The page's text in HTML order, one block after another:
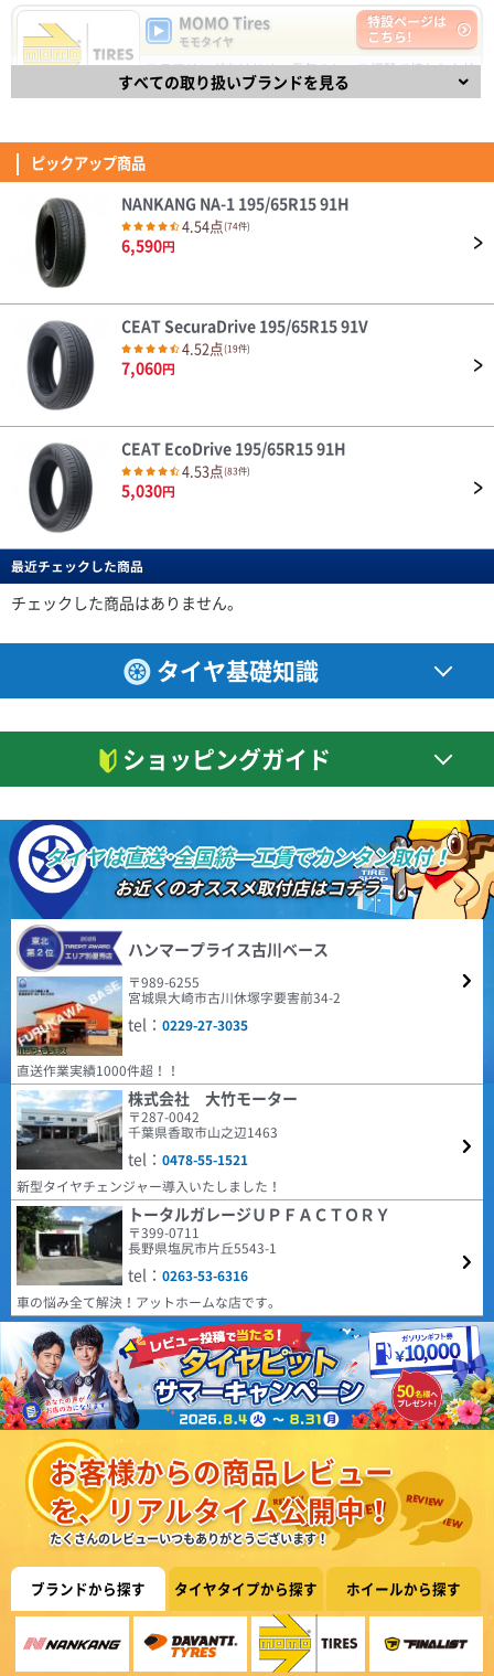
MOMO Tires
モモタイヤ
ステアリングをはじめ、長年のレース経験で培われた技
術と経験を取り入れた自動車パーツで有名なイタリアの
ブランドMOMO(モモ)。
特設ページは
こちら!
FINALIST
ファイナリスト
FINALIST（ファイナリスト）は、【決勝進出者、最終選
考進出者】を意味し、スポーティなドライビングを楽し
めるタイヤです。
OTANI
オータニ
天然ゴム生産高No.1のタイで1964年に創業したブラン
を積極導入し、高品質なタイヤを世界120ヶ国以上で販
売しています。
総合評価：34件
新鋭タイヤブランドです。 2019年にドイツで設計され
た最初の製品をリリースして以来、最新の設備で製造さ
れる高品質な商品群は現地でも受け入れられ、西ヨーロ
総合評価：3件 4.61
シアット
1958年に設立されたCEAT（シアット）は、インドを代
表するタイヤブランドであり、RPGグループのフラッグ
シップカンパニーです。1983年にヨコハマタイヤと提
額15.7億ドルで20位となっており、販売網は世界110ヶ
国以上でワールドクラスの製品とサービスを提供してい
ます。
総合評価：155件 4.48
エンボイ
ENVOY（エンボイ）は、比類のない価値と品質を世界市
場に提供するべく、2024年に誕生した革新的なタイヤブ
モダンなトレッドパターンをラインナップに取り揃え、
しています。
総合評価：22件 4.68
COOPER
クーパー
COOPER TIRES（クーパー・タイヤ) は1914年にアメリ
カで設立され、乗用車向けラジアルタイヤやSUV用タイ
ヤの製造・販売を行っています。本社はオハイオ州フィ
ンドレーに所在し、100年以上の歴史を持つタイヤメー
カーです。同社はグッドイヤーのチームとなっていま
す。
総合評価：181件
HIFLY
ハイフライ
高次元な品質とコストパフォーマンスの両立を実現し、
北米、ヨーロッパをはじめ世界各国で販売されている人
気ブランドHIFLY。 アメリカ合衆国運輸省の認定規格で
ています。
総合評価： 920件 4.38
特設ページは
こちら!
ZEETEX
ジーテックス
ドバイ発のグローバルタイヤブランドZEETEX。 乗用車
からトラック・バス用まで幅広いラインナップを世界85
ヶ国以上で販売しています。
総合評価：959件 4.42
特設ページは
こちら!
すべての取り扱いブランドを見る
ピックアップ商品
DAVANTI ECOURA HP1 195/65R15 91H
4.40点
NANKANG NA-1 195/65R15 91H
4.54点(74件)
6,590円
CEAT SecuraDrive 195/65R15 91V
4.52点(19件)
7,060円
CEAT EcoDrive 195/65R15 91H
4.53点(83件)
5,030円
DAVANTI ECOURA HP1 195/65R15 91H
4.40点
7,110円
NANKANG NA-1 195/65R15 91H
6,590円
最近チェックした商品
チェックした商品はありません。
タイヤ基礎知識
ショッピングガイド
タイヤは直送･全国統一工賃でカンタン取付！
お近くのオススメ取付店はコチラ
ハンマープライス古川ベース
〒989-6255
宮城県大崎市古川休塚字要害前34-2
tel： 0229-27-3035
直送作業実績1000件超！！
株式会社 大竹モーター
〒287-0042
千葉県香取市山之辺1463
tel： 0478-55-1521
新型タイヤチェンジャー導入いたしました！
トータルガレージＵＰＦＡＣＴＯＲＹ
〒399-0711
長野県塩尻市片丘5543-1
tel： 0263-53-6316
車の悩み全て解決！アットホームな店です。
お客様からの商品レビュー
を、リアルタイム公開中！
たくさんのレビューいつもありがとうございます！
ブランドから探す タイヤタイプから探す ホイールから探す
純正のPOTENZAランフラットがパンクし緊急で交換。 当然ステアリングは
軽い方向に変化したものの 空気圧を合わせていくと軽快さとしっとりした
乗り心地・グリップ感が快適に感じた。 新東名120km区間での追い越しや
峠道でも不安な場面は無かった。 ライフは不明だが、合計で十数万になる
純正タイヤに比べ価格もかなり安いため余裕を持った早めの交換を心掛けた
(5.00点)jun5さん
DUNLOP DIREZZA DZ102 235/40R18 91W
満足です。 同一ブランドの同じ銘柄の国内向けに比べ半額以下の価格で、
この性能なら問題ありません。 XL規格が必要ない人なら全然ありだと思い
ます。
(5.00点)hik*******さん
Verthandi VM-S27 15x6.0 45 114.3x5 MGR
安価でデザインも気に入りました。
ENVOY ATERNA 155/65R14 75T
耐久性はこれから。 見た目は良いよ
ZEETEX HP6000 ECO 205/45R17 88W XL
本日タイヤが届きましたので早速交換していただき走行してみましたが、ま
ず乗り出してすぐ感じたのが転がり抵抗がちょっとあるかなってのが第一印
象でした。 以前付けてたタイヤの時よりちょっと踏み込まないと前に進ま
ない感じでした。 それと高速走行時に少しロードノイズ音が聞こえるなっ
ても感じました。 乗り心地は抜群に良かったです。
(4.71点)cad*******さん
MOMO M-300 245/45R20.Z 103Y XL
以前使っていた１８インチホイールから ２０インチへアップし、それに伴
い４５タイヤに変えました。 タイヤが薄くなった分、乗り心地が少し犠牲
になりましたが 見た目は凄くカッコよくなり満足してます。 ２０インチだ
とタイヤ代だけで普通は高額になりますが おもったほど高くなくリーズナ
思います。 いい買い物ができた。
(4.50点)しんいちさん
ミネルバのリピートです！ 前回は17インチ、今回は18インチを購入しまし
た。 このタイヤ乗り心地良いし、静粛性も高い、ウェット路面でも接地感
るのが素晴らしいです。 本当にコスパの良いタイヤだと思います！
BRIDGESTONE TECHNO SPORTS 225/45R18 95V XL
値段の割には、満足できるタイヤです。
(4.57点)r.y*******さん
ENVOY MOTIVA UHP 245/45R20 103Y XL
走行500キロ程度でのレビュー 以前のタイヤ RADAR Dimax R8+ ドライ性
能 全く問題なしです。 ウェット性能 未走行なので、★一つマイナスし
ました。 高速性能 制限速度＋αで走行しても全く問題無しです。 静粛性
以前のタイヤよりかなり静かに感じます。 高速道路でも、走行音が気
になることはありませんでした。 乗り心地 以前のタイヤより柔らかく感
じ、乗り心地は良くなったと感じます。 燃費性能、ライフについては、こ
れからなので こちらも★一つマイナスしました。 気になった点 ・他のレ
ビューでもありましたが、まだ馴染んでいないためか、 装着２日で約１
０％程、空気圧が低下しました。 再調整して様子を見たいと思います。
・ホイールウェイトがこれまでよりかなり多めに感じました。 取付条
件や個体差もあると思うので、こちらも今後の状態を見ていきたいです。
(4.50点)qqs*******さん
GOODYEAR EfficientGrip ECO EG02 175/65R15 84H
全般的に満足しています。以前より静かだし、乗り心地も良いです。転がり
抵抗は小さいと感じます。
(5.00点)
かじっさん
ARMSTRONG BLU-TRAC PC 185/65R15 88H
車検が近く履き替えました。４ヶ月経ちましたが普通に乗るには問題無いの
で次も有りかと思います。
(5.00点)デラックスさん
RADAR Dimax ICE 205/60R16 96T XL ｽﾀｯﾄﾞﾚｽ
日常の使用に問題なし。ピッタリと地面を感じるので安心して運転できま
す。
(4.29点)mak*******さん
MINERVA ECOSPEED2 SUV 215/60R17 100V XL
購入から約1年装着した感想です。 車種はマツダMPV。 装着から約1.0万
キロ走っています。性能に問題が無くコスパから考えても優れたタイヤだと
思います。1点気になる点が燃費が少し悪くなったのかな？と感じます。空
気圧等で少しは燃費が良くなるのでしょうか。
(4.43点)hir*******さん
GOODYEAR EfficientGrip Comfort 195/45R17 81W
街乗りで不満は無いと思う。 乗り心地は良い、ロードノイズは静か 生産国
は日本製でこの値段なら文句は無いと思う。
(5.00点)
EMBELY S12 14x4.5 45 100x4 GM
早くて良かった。
BRIDGESTONE BLIZZAK VRX3 155/65R14 75Q ｽﾀｯﾄﾞﾚｽ
早くて良かった。
スーさんさん